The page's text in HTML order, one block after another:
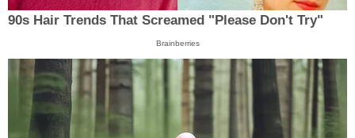
90s Hair Trends That Screamed "Please Don't Try"
Brainberries